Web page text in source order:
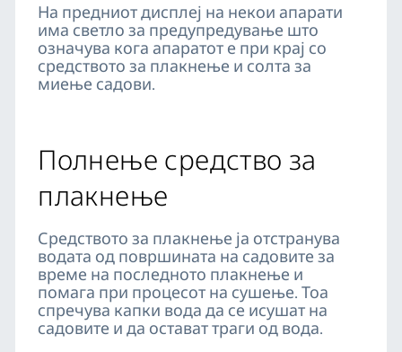
На предниот дисплеј на некои апарати
има светло за предупредување што
означува кога апаратот е при крај со
средството за плакнење и солта за
миење садови.
Полнење средство за
плакнење
Средството за плакнење ја отстранува
водата од површината на садовите за
време на последното плакнење и
помага при процесот на сушење. Тоа
спречува капки вода да се исушат на
садовите и да остават траги од вода.